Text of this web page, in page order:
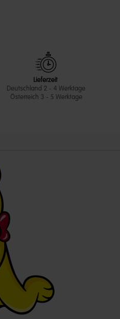
Lieferzeit
Deutschland 2 - 4 Werktage
Österreich 3 - 5 Werktage